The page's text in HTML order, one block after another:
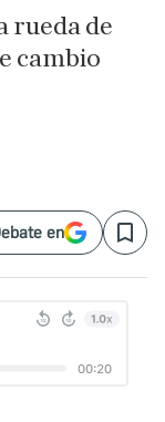
rueda de
cambio
en Save